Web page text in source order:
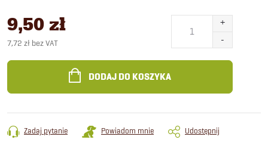
9,50 zł
7,72 zł bez VAT
jednostkowa:
DODAJ DO KOSZYKA
Zadaj pytanie Powiadom mnie Udostępnij